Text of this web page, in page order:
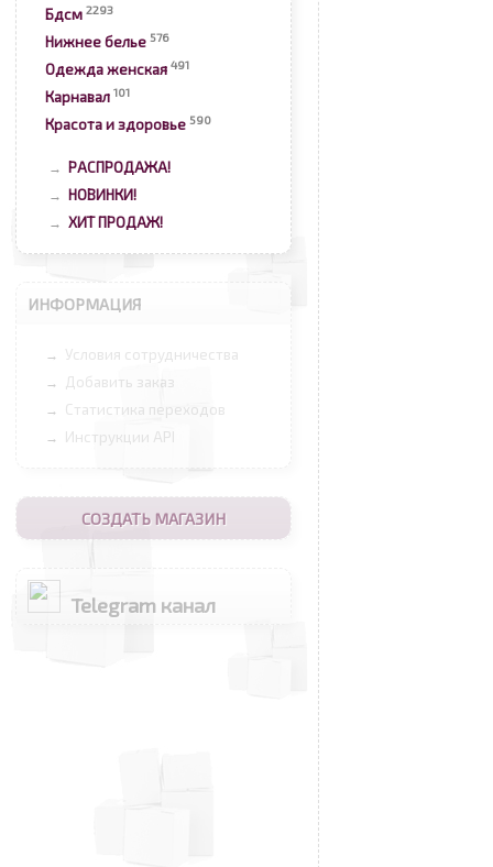
Бдсм 2293
Нижнее белье 576
Одежда женская 491
Карнавал 101
Красота и здоровье 590
→ РАСПРОДАЖА!
→ НОВИНКИ!
→ ХИТ ПРОДАЖ!
ИНФОРМАЦИЯ
→ Условия сотрудничества
→ Добавить заказ
→ Статистика переходов
→ Инструкции API
СОЗДАТЬ МАГАЗИН
Telegram канал